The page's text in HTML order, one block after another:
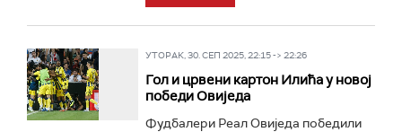
УТОРАК, 30. СЕП 2025, 22:15 -> 22:26
Гол и црвени картон Илића у новој
победи Овиједа
Фудбалери Реал Овиједа победили